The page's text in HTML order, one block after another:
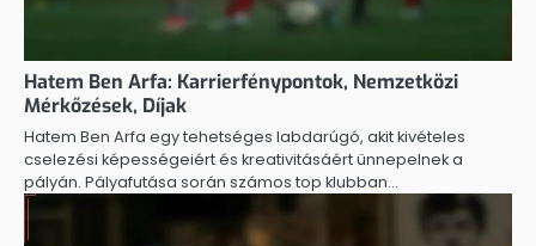
Hatem Ben Arfa: Karrierfénypontok, Nemzetközi
Mérkőzések, Díjak
Hatem Ben Arfa egy tehetséges labdarúgó, akit kivételes
cselezési képességeiért és kreativitásáért ünnepelnek a
pályán. Pályafutása során számos top klubban…